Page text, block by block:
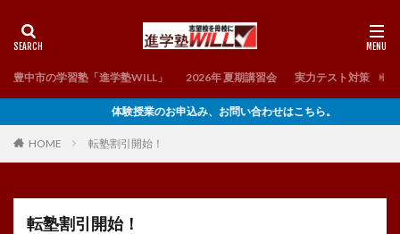
豊中市の学習塾「進学塾WILL」 2026年 夏期講習会 実力テスト対策 理
体験授業のお申込み、お問い合わせはこちら。
HOME 転塾割引開始！
転塾割引開始！